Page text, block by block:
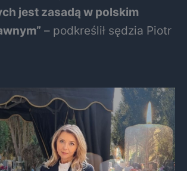
jest zasadą w polskim
– podkreślił sędzia Piotr